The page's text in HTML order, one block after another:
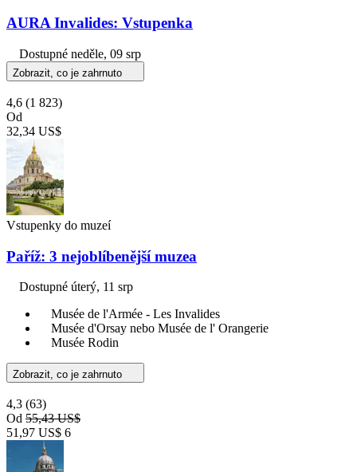
AURA Invalides: Vstupenka
Dostupné neděle, 09 srp
Zobrazit, co je zahrnuto
4,6 (1 823)
Od
32,34 US$
Vstupenky do muzeí
Paříž: 3 nejoblíbenější muzea
Dostupné úterý, 11 srp
Musée de l'Armée - Les Invalides
Musée d'Orsay nebo Musée de l' Orangerie
Musée Rodin
Zobrazit, co je zahrnuto
4,3 (63)
Od 55,43 US$
51,97 US$ 6